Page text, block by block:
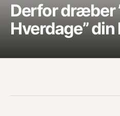
Derfor dræber
Hverdage”